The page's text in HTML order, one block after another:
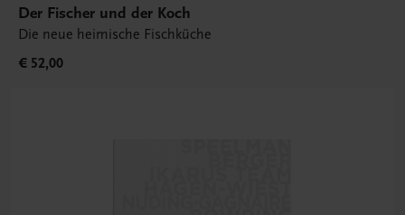
Der Fischer und der Koch
Die neue heimische Fischküche
€ 52,00